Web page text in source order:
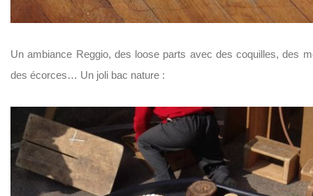
Un ambiance Reggio, des loose parts avec des coquilles, des
des écorces… Un joli bac nature :